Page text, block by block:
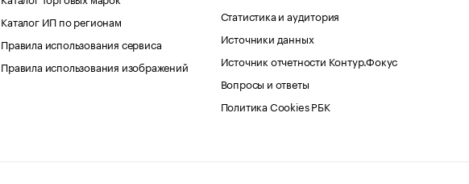
Каталог ИП по регионам
Правила использования сервиса
Правила использования изображений
Статистика и аудитория
Источники данных
Источник отчетности Контур.Фокус
Вопросы и ответы
Политика Cookies РБК